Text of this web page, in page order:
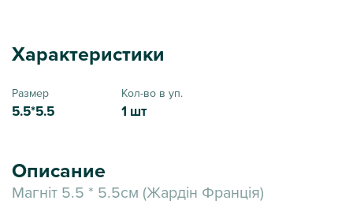
Характеристики
Размер
5.5*5.5
Кол-во в уп.
1 шт
Описание
Магніт 5.5 * 5.5см (Жардін Франція)